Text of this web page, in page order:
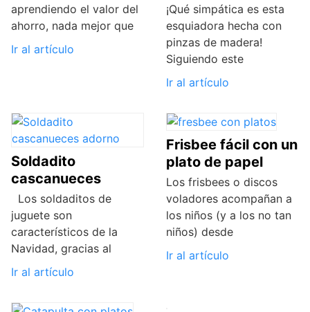
aprendiendo el valor del
ahorro, nada mejor que
Ir al artículo
¡Qué simpática es esta
esquiadora hecha con
pinzas de madera!
Siguiendo este
Ir al artículo
Soldadito
cascanueces
Los soldaditos de
juguete son
característicos de la
Navidad, gracias al
Ir al artículo
Frisbee fácil con un
plato de papel
Los frisbees o discos
voladores acompañan a
los niños (y a los no tan
niños) desde
Ir al artículo